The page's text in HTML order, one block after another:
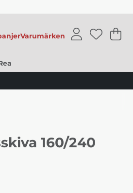
Varumärken .
160/240